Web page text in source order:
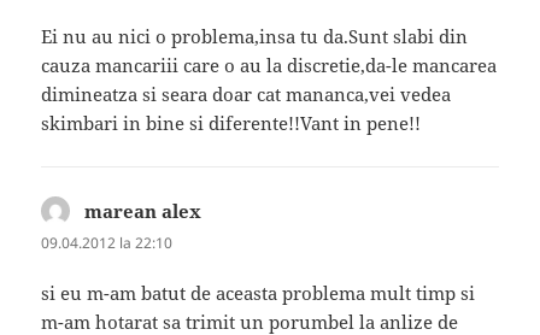
Ei nu au nici o problema,insa tu da.Sunt slabi din
cauza mancariii care o au la discretie,da-le mancarea
dimineatza si seara doar cat mananca,vei vedea
skimbari in bine si diferente!!Vant in pene!!
marean alex
09.04.2012 la 22:10
si eu m-am batut de aceasta problema mult timp si
m-am hotarat sa trimit un porumbel la anlize de